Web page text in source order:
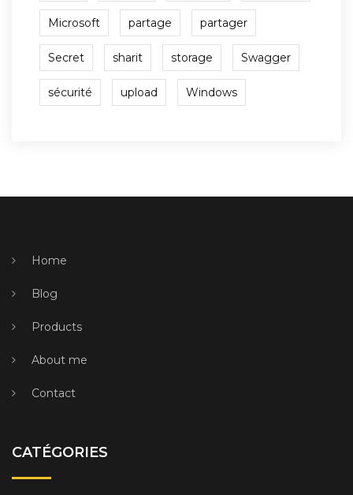
Microsoft partage partager
Secret sharit storage Swagger
sécurité upload Windows
Home
Blog
Products
About me
Contact
CATÉGORIES